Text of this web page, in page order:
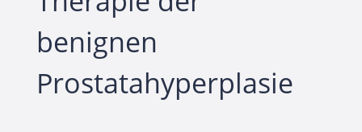
benignen
Prostatahyperplasie